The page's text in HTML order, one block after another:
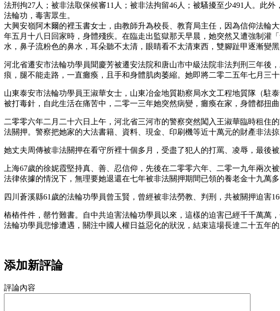
法刑拘27人；被非法取保候審11人；被非法拘留46人；被騷擾至少491人。此
法輪功，毒害眾生。
大興安嶺阿木爾的裡玉書女士，由教師升為校長、教育局主任，因為信仰法輪
年五月十八日回家時，身體殘疾。在臨走出監獄那天早晨，她突然又遭強制灌
水，鼻子流粉色的鼻水，耳朵聽不太清，眼睛看不太清東西，雙腳趾甲逐漸變黑
河北省遷安市法輪功學員聞慶芳被遷安法院和唐山市中級法院非法判刑三年後
痕，腿不能走路，一直癱瘓，且手和身體肌肉萎縮。她即將二零二五年七月三十
山東泰安市法輪功學員王淑華女士，山東冶金地質勘察局水文工程地質隊（駐
被打毒針，自此生活在痛苦中，二零一三年她突然病變，癱瘓在家，身體都扭
二零零六年二月二十六日上午，河北省三河市的警察突然闖入王淑華臨時租
法關押。警察把她家的大法書籍、資料、現金、印刷機等近十萬元的財產非法
她丈夫周傳被非法關押在看守所裡十個多月，受盡了犯人的打罵、凌辱，最後
上海67歲的徐妮霞堅持真、善、忍信仰，先後在二零零六年、二零一九年兩
法律依據的情況下，無理要她退還在七年被非法關押期間已領的養老金十九萬
四川蒼溪縣61歲的法輪功學員曾玉賢，曾經被非法勞教、判刑，共被關押迫害
樁樁件件，罄竹難書。自中共迫害法輪功學員以來，這樣的迫害已經千千萬萬
法輪功學員悲慘遭遇，關注中國人權日益惡化的狀況，結束這場長達二十五年
添加新評論
評論內容